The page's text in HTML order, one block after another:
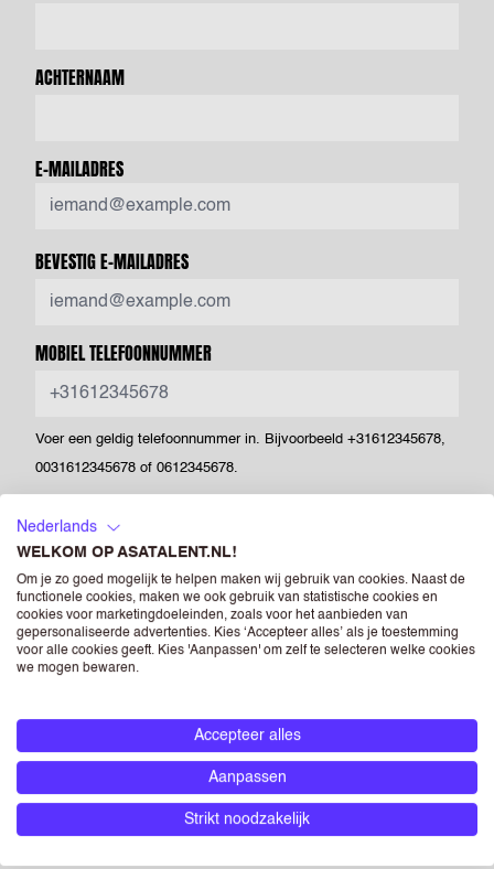
ACHTERNAAM
E-MAILADRES
BEVESTIG E-MAILADRES
MOBIEL TELEFOONNUMMER
Voer een geldig telefoonnummer in. Bijvoorbeeld +31612345678,
0031612345678 of 0612345678.
POSTCODE
Powered by PQINA
Drag & Drop je bestanden ofBladeren
Upload hier jouw CV. Dit is je visitekaartje voor ons én voor
Nederlands
WELKOM OP ASATALENT.NL!
Om je zo goed mogelijk te helpen maken wij gebruik van cookies. Naast de
functionele cookies, maken we ook gebruik van statistische cookies en
cookies voor marketingdoeleinden, zoals voor het aanbieden van
gepersonaliseerde advertenties. Kies ‘Accepteer alles’ als je toestemming
voor alle cookies geeft. Kies 'Aanpassen' om zelf te selecteren welke cookies
we mogen bewaren.
Accepteer alles
Aanpassen
Strikt noodzakelijk